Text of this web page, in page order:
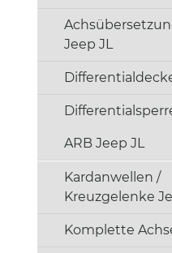
Jeep JL
ARB Jeep JL
Kardanwellen /
Kreuzgelenke
Komplette